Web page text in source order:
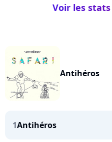
Voir les
Antihéros
1Antihéros